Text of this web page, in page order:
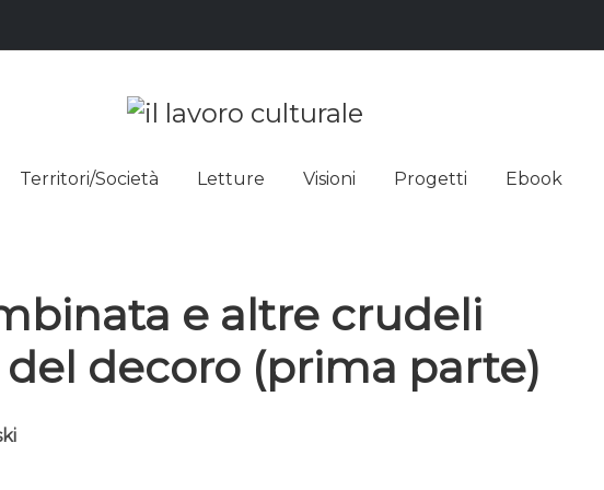
LAVORO
Territori/Società Letture Visioni Progetti Ebook
e altre crudeli
decoro (prima parte)